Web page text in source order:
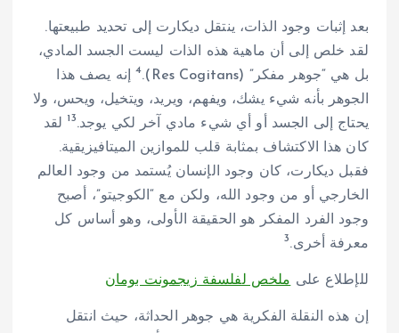
بعد إثبات وجود الذات، ينتقل ديكارت إلى تحديد طبيعتها.
لقد خلص إلى أن ماهية هذه الذات ليست الجسد المادي،
بل هي “جوهر مفكر” (Res Cogitans).
4إنه يصف هذا
الجوهر بأنه شيء يشك، ويفهم، ويريد، ويتخيل، ويحس، ولا
يحتاج إلى الجسد أو أي شيء مادي آخر لكي يوجد.13 لقد
كان هذا الاكتشاف بمثابة قلب للموازين الميتافيزيقية.
فقبل ديكارت، كان وجود الإنسان يُستمد من وجود العالم
الخارجي أو من وجود الله، ولكن مع “الكوجيتو”، أصبح
وجود الفرد المفكر هو الحقيقة الأولى، وهو أساس كل
معرفة أخرى.3
للإطلاع على ملخص لفلسفة زيجمونت بومان
إن هذه النقلة الفكرية هي جوهر الحداثة، حيث انتقل